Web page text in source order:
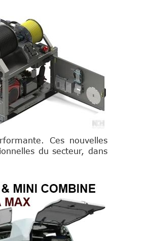
Ces nouvelles
du secteur, dans